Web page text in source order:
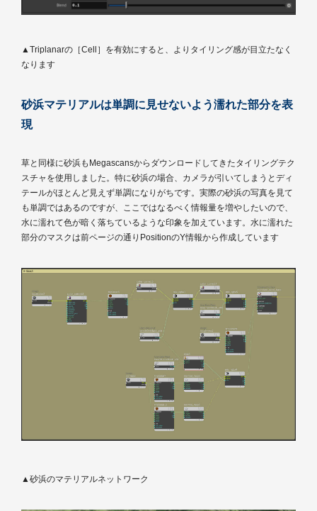
▲Triplanarの［Cell］を有効にすると、よりタイリング感が目立たなく
なります
砂浜マテリアルは単調に見せないよう濡れた部分を表
現
草と同様に砂浜もMegascansからダウンロードしてきたタイリングテク
スチャを使用しました。特に砂浜の場合、カメラが引いてしまうとディ
テールがほとんど見えず単調になりがちです。実際の砂浜の写真を見て
も単調ではあるのですが、ここではなるべく情報量を増やしたいので、
水に濡れて色が暗く落ちているような印象を加えています。水に濡れた
部分のマスクは前ページの通りPositionのY情報から作成しています
▲砂浜のマテリアルネットワーク